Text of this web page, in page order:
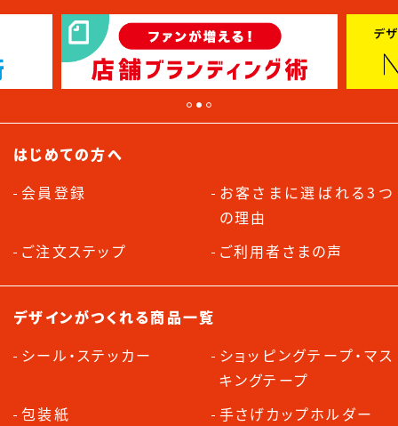
はじめての方へ
会員登録
お客さまに選ばれる3つ
の理由
ご注文ステップ
ご利用者さまの声
デザインがつくれる商品一覧
シール・ステッカー
ショッピングテープ・マス
キングテープ
包装紙
手さげカップホルダー